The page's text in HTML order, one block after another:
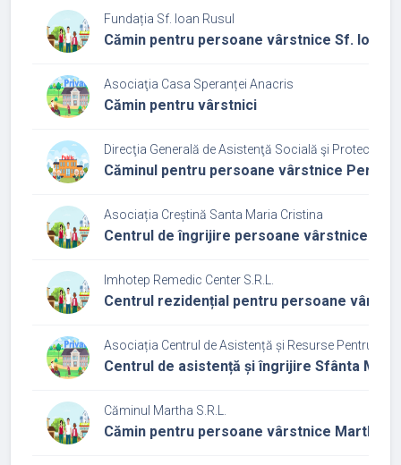
Fundația Sf. Ioan Rusul
Cămin pentru persoane vârstnice Sf. Ioan
Asociaţia Casa Speranței Anacris
Cămin pentru vârstnici
Direcţia Generală de Asistenţă Socială şi Protecţia
Căminul pentru persoane vârstnice Periș
Asociația Creștină Santa Maria Cristina
Centrul de îngrijire persoane vârstnice
Imhotep Remedic Center S.R.L.
Centrul rezidențial pentru persoane
Asociația Centrul de Asistență și Resurse Pentru
Centrul de asistență și îngrijire Sfânta Maria
Căminul Martha S.R.L.
Cămin pentru persoane vârstnice Martha